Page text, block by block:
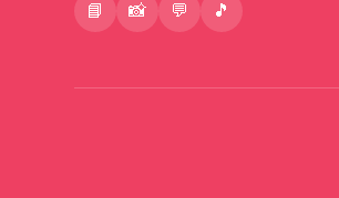
📘 📸 💬 🎵